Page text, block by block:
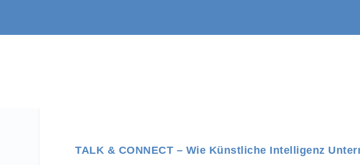
TALK & CONNECT – Wie Künstliche Intelligenz